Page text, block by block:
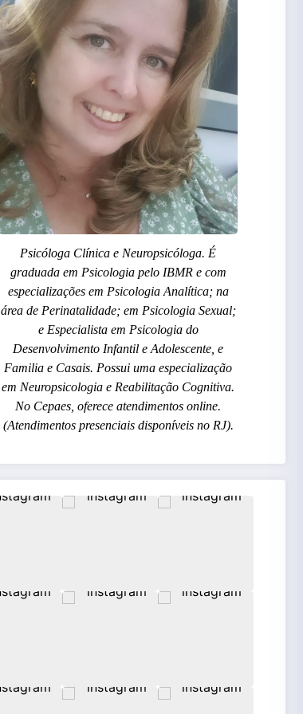
Psicóloga Clínica e Neuropsicóloga. É
graduada em Psicologia pelo IBMR e com
especializações em Psicologia Analítica; na
área de Perinatalidade; em Psicologia Sexual;
e Especialista em Psicologia do
Desenvolvimento Infantil e Adolescente, e
Familia e Casais. Possui uma especialização
em Neuropsicologia e Reabilitação Cognitiva.
No Cepaes, oferece atendimentos online.
(Atendimentos presenciais disponíveis no RJ).